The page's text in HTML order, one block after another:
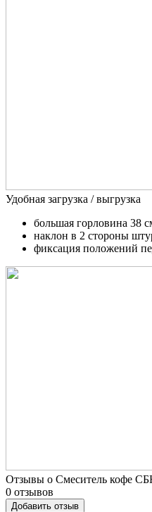
Удобная загрузка / выгрузка
большая горловина 38
наклон в 2 стороны
фиксация положений
Отзывы о Смеситель кофе
0 отзывов
Добавить отзыв